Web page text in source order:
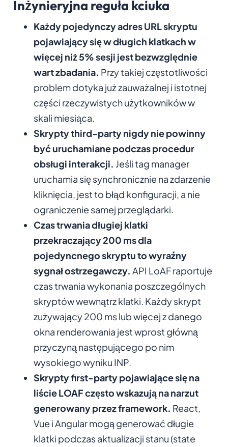
Inżynieryjna reguła kciuka
Każdy pojedynczy adres URL skryptu
pojawiający się w długich klatkach w
więcej niż 5% sesji jest bezwzględnie
wart zbadania. Przy takiej częstotliwości
problem dotyka już zauważalnej i istotnej
części rzeczywistych użytkowników w
skali miesiąca.
Skrypty third-party nigdy nie powinny
być uruchamiane podczas procedur
obsługi interakcji. Jeśli tag manager
uruchamia się synchronicznie na zdarzenie
kliknięcia, jest to błąd konfiguracji, a nie
ograniczenie samej przeglądarki.
Czas trwania długiej klatki
przekraczający 200 ms dla
pojedyncnego skryptu to wyraźny
sygnał ostrzegawczy. API LoAF raportuje
czas trwania wykonania poszczególnych
skryptów wewnątrz klatki. Każdy skrypt
zużywający 200 ms lub więcej z danego
okna renderowania jest wprost główną
przyczyną następującego po nim
wysokiego wyniku INP.
Skrypty first-party pojawiające się na
liście LOAF często wskazują na narzut
generowany przez framework. React,
Vue i Angular mogą generować długie
klatki podczas aktualizacji stanu (state